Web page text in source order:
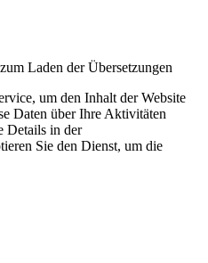
Laden der Übersetzungen
um den Inhalt der Website
Daten über Ihre Aktivitäten
Details in der
Sie den Dienst, um die